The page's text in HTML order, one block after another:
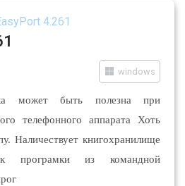
windows
может быть полезна при
телефонного аппарата Хоть
Наличествует книгохранилище
програмки из командной